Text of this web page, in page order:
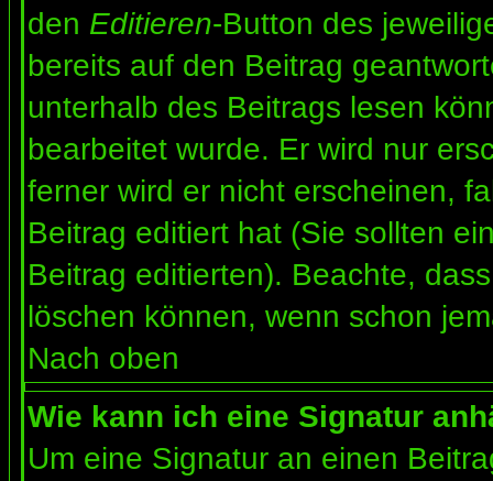
den Editieren-Button des
bereits auf den Beitrag
unterhalb des Beitrags lesen
bearbeitet wurde. Er wird nur
ferner wird er nicht erscheinen,
Beitrag editiert hat (Sie sollten
Beitrag editierten). Beachte,
löschen können, wenn schon
Nach oben
Wie kann ich eine Signatur
Um eine Signatur an einen